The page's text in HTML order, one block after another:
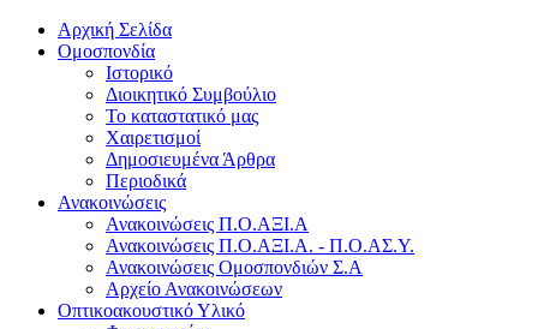
Αρχική Σελίδα
Ομοσπονδία
Ιστορικό
Διοικητικό Συμβούλιο
Το καταστατικό μας
Χαιρετισμοί
Δημοσιευμένα Άρθρα
Περιοδικά
Ανακοινώσεις
Ανακοινώσεις Π.Ο.ΑΞΙ.Α
Ανακοινώσεις Π.Ο.ΑΞΙ.Α. - Π.Ο.ΑΣ.Υ.
Ανακοινώσεις Ομοσπονδιών Σ.Α
Αρχείο Ανακοινώσεων
Οπτικοακουστικό Υλικό